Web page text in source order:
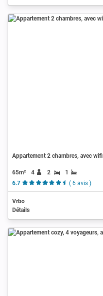
Appartement 2 chambres, avec wifi
65m² 4 2
1
6.7
( 6 avis )
Vrbo
Détails